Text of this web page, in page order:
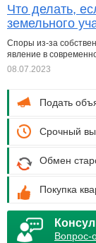
Что делать,
земельного
Споры из-за
явление в
08.07.2023
Подать
Срочный
Обмен
Покупка
Вопрос-